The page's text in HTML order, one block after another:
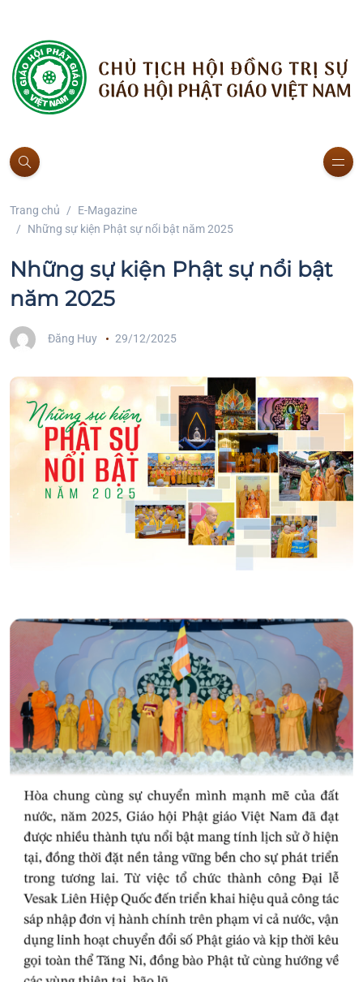
Trang chủ
E-Magazine
Những sự kiện Phật sự nổi bật năm 2025
Những sự kiện Phật sự nổi bật
năm 2025
Đăng Huy 29/12/2025